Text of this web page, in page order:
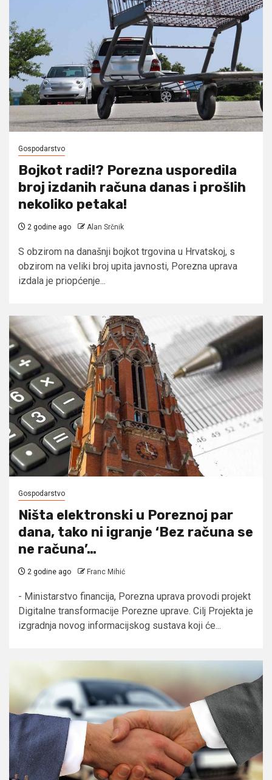
Gospodarstvo
Bojkot radi!? Porezna usporedila
broj izdanih računa danas i prošlih
nekoliko petaka!
2 godine ago Alan Srčnik
S obzirom na današnji bojkot trgovina u Hrvatskoj, s
obzirom na veliki broj upita javnosti, Porezna uprava
izdala je priopćenje...
Gospodarstvo
Ništa elektronski u Poreznoj par
dana, tako ni igranje ‘Bez računa se
ne računa’…
2 godine ago Franc Mihić
​- Ministarstvo financija, Porezna uprava provodi projekt
Digitalne transformacije Porezne uprave. Cilj Projekta je
izgradnja novog informacijskog sustava koji će...